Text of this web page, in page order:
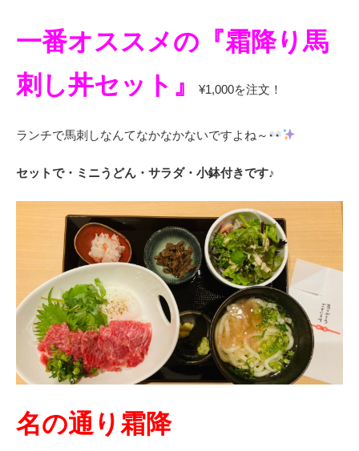
一番オススメの『霜降り馬
刺し丼セット』
¥1,000を注文！
ランチで馬刺しなんてなかなかないですよね～
セットで・ミニうどん・サラダ・小鉢付きです♪
名の通り霜降